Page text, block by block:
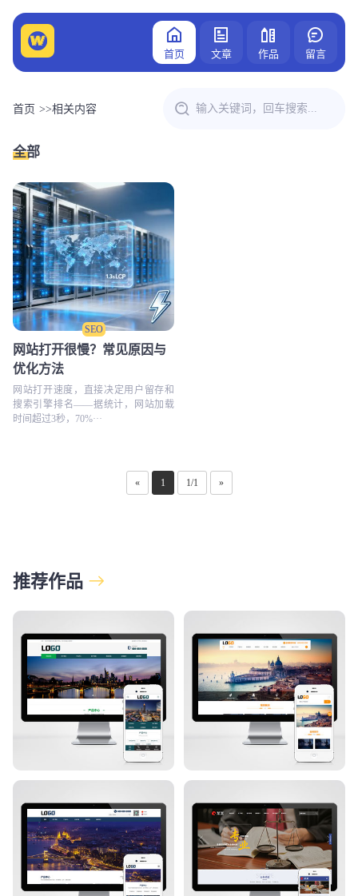
首页 文章 作品 留言
首页 >>相关内容
全部
SEO
网站打开很慢？常见原因与
优化方法
网站打开速度，直接决定用户留存和
搜索引擎排名——据统计，网站加载
时间超过3秒，70%···
« 1 1/1 »
推荐作品